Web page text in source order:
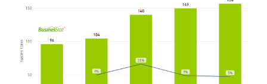
Страхование
Сельское хозяйство
Животноводство
Россия